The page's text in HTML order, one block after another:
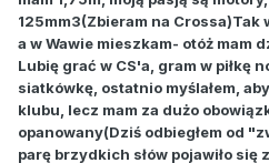
125mm3(Zbieram na Crossa)Tak
a w Wawie mieszkam- otóż mam
Lubię grać w CS'a, gram w piłkę
siatkówkę, ostatnio myślałem,
klubu, lecz mam za dużo
opanowany(Dziś odbiegłem od
parę brzydkich słów pojawiło się